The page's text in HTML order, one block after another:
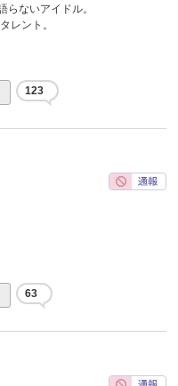
らないアイドル。
レント。
123
63